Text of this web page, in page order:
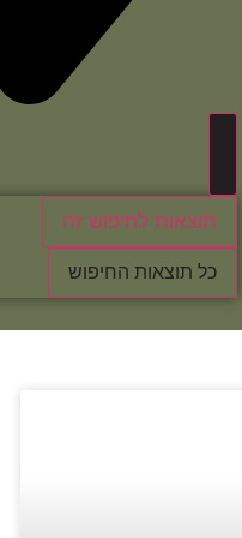
תוצאות לחיפוש זה
כל תוצאות החיפוש